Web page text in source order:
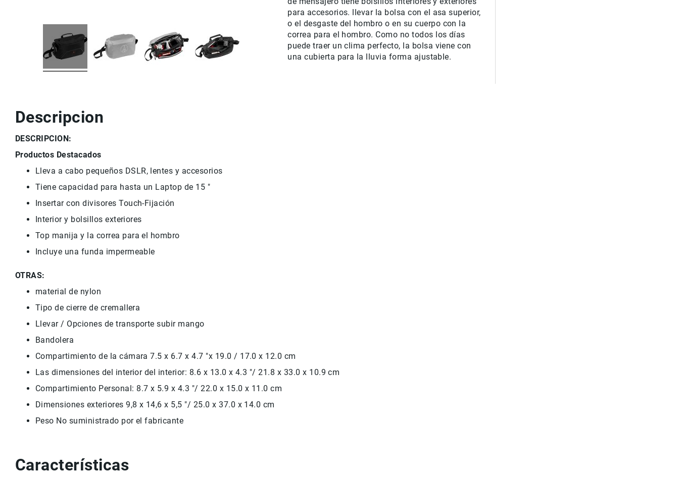
C
o
n
t
para accesorios. llevar la bolsa con el asa superior,
o el desgaste del hombro o en su cuerpo con la
correa para el hombro. Como no todos los días
puede traer un clima perfecto, la bolsa viene con
una cubierta para la lluvia forma ajustable.
Descripcion
DESCRIPCION:
Productos Destacados
Lleva a cabo pequeños DSLR, lentes y accesorios
Tiene capacidad para hasta un Laptop de 15 "
Insertar con divisores Touch-Fijación
Interior y bolsillos exteriores
Top manija y la correa para el hombro
Incluye una funda impermeable
OTRAS:
material de nylon
Tipo de cierre de cremallera
Llevar / Opciones de transporte subir mango
Bandolera
Compartimiento de la cámara 7.5 x 6.7 x 4.7 "x 19.0 / 17.0 x 12.0 cm
Las dimensiones del interior del interior: 8.6 x 13.0 x 4.3 "/ 21.8 x 33.0 x 10.9 cm
Compartimiento Personal: 8.7 x 5.9 x 4.3 "/ 22.0 x 15.0 x 11.0 cm
Dimensiones exteriores 9,8 x 14,6 x 5,5 "/ 25.0 x 37.0 x 14.0 cm
Peso No suministrado por el fabricante
Características